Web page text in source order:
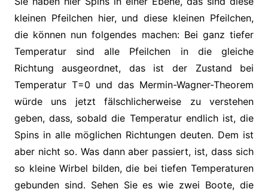
kleinen Pfeilchen hier, und diese kleinen Pfeilchen,
die können nun folgendes machen: Bei ganz tiefer
Temperatur sind alle Pfeilchen in die gleiche
Richtung ausgeordnet, das ist der Zustand bei
Temperatur T=0 und das Mermin-Wagner-Theorem
würde uns jetzt fälschlicherweise zu verstehen
geben, dass, sobald die Temperatur endlich ist, die
Spins in alle möglichen Richtungen deuten. Dem ist
aber nicht so. Was dann aber passiert, ist, dass sich
so kleine Wirbel bilden, die bei tiefen Temperaturen
gebunden sind. Sehen Sie es wie zwei Boote, die